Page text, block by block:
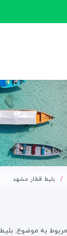
ارتباط با سرور
بلیط قطار مشهد
به موضوع: